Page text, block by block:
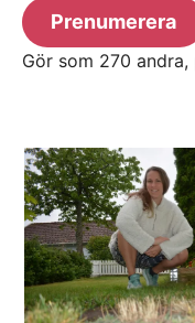
Prenumerera
Gör som 270